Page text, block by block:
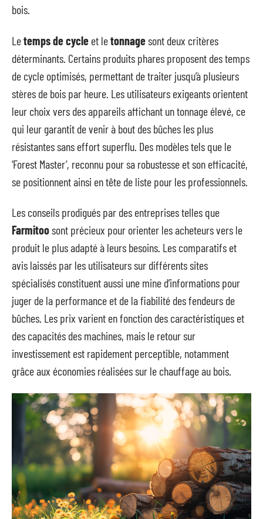
bois.
Letemps de cycle et letonnagesont deux critères
déterminants. Certains produits phares proposent des temps
de cycle optimisés, permettant de traiter jusqu’à plusieurs
stères de bois par heure. Les utilisateurs exigeants orientent
leur choix vers des appareils affichant un tonnage élevé, ce
qui leur garantit de venir à bout des bûches les plus
résistantes sans effort superflu. Des modèles tels que le
‘Forest Master’, reconnu pour sa robustesse et son efficacité,
se positionnent ainsi en tête de liste pour les professionnels.
Les conseils prodigués par des entreprises telles que
Farmitoosont précieux pour orienter les acheteurs vers le
produit le plus adapté à leurs besoins. Les comparatifs et
avis laissés par les utilisateurs sur différents sites
spécialisés constituent aussi une mine d’informations pour
juger de la performance et de la fiabilité des fendeurs de
bûches. Les prix varient en fonction des caractéristiques et
des capacités des machines, mais le retour sur
investissement est rapidement perceptible, notamment
grâce aux économies réalisées sur le chauffage au bois.